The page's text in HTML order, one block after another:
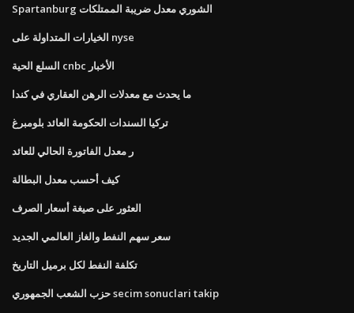
Spartanburg الشوري معدل ضريبة الممتلكات
الخيارات المتداولة على nyse
السلع الحية cnbc الأخبار
ما يحدث مع معدلات الرهن العقاري في كندا
تركيا السندات الحكومة العائد بلومبرغ
ر معدل الفاتورة الحالي للعائد
كيف أحسب معدل البطالة
العثور على صيغة أسعار الصرف
سعر سهم النفط والغاز العالمي الجديد
تكلفة النفط لكل برميل التاريخ
حزب الشعب الجمهوري secim sonuclari takip